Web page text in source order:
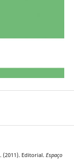
(2011). Editorial. Espaço